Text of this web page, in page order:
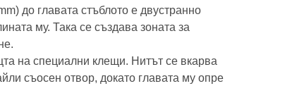
до главата стъблото е двустранно
му. Така се създава зоната за
на специални клещи. Нитът се вкарва
съосен отвор, докато главата му опре